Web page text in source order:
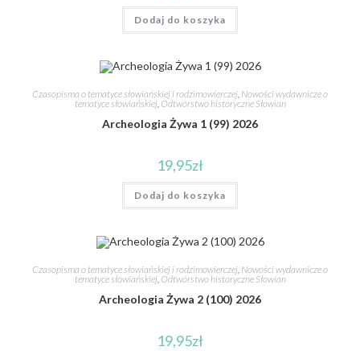
Dodaj do koszyka
Czasopisma o tematyce słowiańskiej i rodzimowierczej, Nowości wydawnicze o
tematyce słowiańskiej, Odtwórstwo historyczne Słowian
Archeologia Żywa 1 (99) 2026
19,95zł
Dodaj do koszyka
Czasopisma o tematyce słowiańskiej i rodzimowierczej, Nowości wydawnicze o
tematyce słowiańskiej, Odtwórstwo historyczne Słowian
Archeologia Żywa 2 (100) 2026
19,95zł